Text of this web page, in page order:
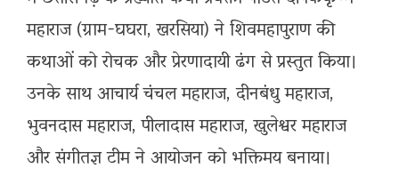
महाराज (ग्राम-घघरा, खरसिया) ने शिवमहापुराण की
कथाओं को रोचक और प्रेरणादायी ढंग से प्रस्तुत किया।
उनके साथ आचार्य चंचल महाराज, दीनबंधु महाराज,
भुवनदास महाराज, पीलादास महाराज, खुलेश्वर महाराज
और संगीतज्ञ टीम ने आयोजन को भक्तिमय बनाया।